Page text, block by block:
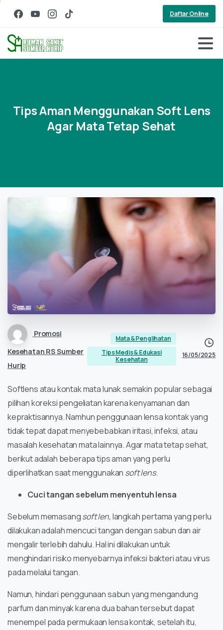
Daftar Online
TipsAman Menggunakan Soft Lens
Agar MataTetap Sehat
Promosi
Kesehatan RS Sumber
Hurip
Mata & Penglihatan
Tips Medis & Edukasi
Kesehatan
16/05/2025
Softlens atau kontak mata lunak semakin popular sebagai
pilihan koreksi pengeliatan karena kenyamanan dan
kepraktisannya. Namhun penggunaan lensa kontak yang
tidak tepat dapat menyebebabkan iritasi, infeksi, atau
masalah kesehatan mata lainnya. Agar mata tetap sehat,
berikut adalah beberapa tips aman yang perlu
diperlihatkan saat menggunakan soft lens.
Cuci tangan sebelum menyentuh lensa
Sebelum memasangsoft len,langkah pertama yang perlu
dilakukan adalah mencuci tangan dengan sabun dan air
mengalir terlebih dahulu. Hal ini dilakukan untuk
menghindari risiko menyebarnya infeksi bakteri atau virus
pada melalui tangan.
Namun, hindari penggunaan sabun yang mengandung
parfum dan minyak karena dua bahan tersebut dapat
menempel pada permukaan lensa kontak, setelah itu,